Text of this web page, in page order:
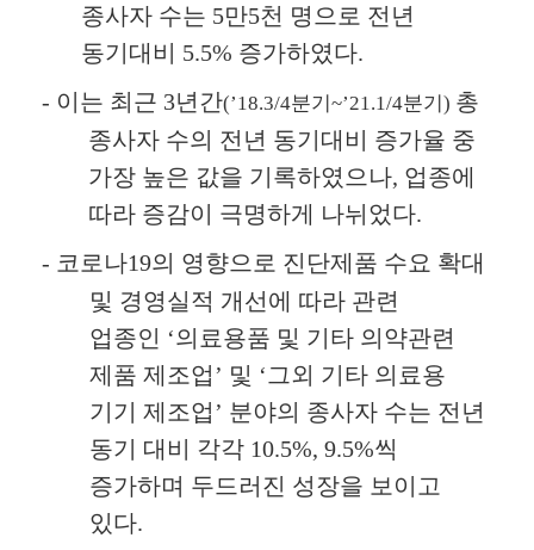
종사자 수는 5만5천 명으로 전년
동기대비 5.5% 증가하였다.
- 이는 최근 3년간(’18.3/4분기~’21.1/4분기) 총
종사자 수의 전년 동기대비 증가율 중
가장 높은 값을 기록하였으나, 업종에
따라 증감이 극명하게 나뉘었다.
- 코로나19의 영향으로 진단제품 수요 확대
및 경영실적 개선에 따라 관련
업종인 ‘의료용품 및 기타 의약관련
제품 제조업’ 및 ‘ 그외 기타 의료용
기기 제조업’ 분야의 종사자 수는 전년
동기 대비 각각 10.5%, 9.5%씩
증가하며 두드러진 성장을 보이고
있다.